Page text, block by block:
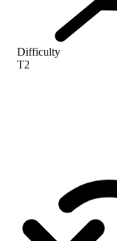
Difficulty
T2